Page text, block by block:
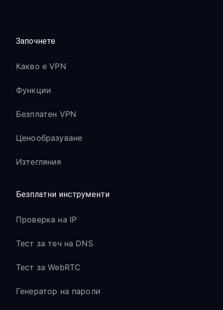
Започнете
Какво е VPN
Функции
Безплатен VPN
Ценообразуване
Изтегляния
Безплатни инструменти
Проверка на IP
Тест за теч на DNS
Тест за WebRTC
Генератор на пароли